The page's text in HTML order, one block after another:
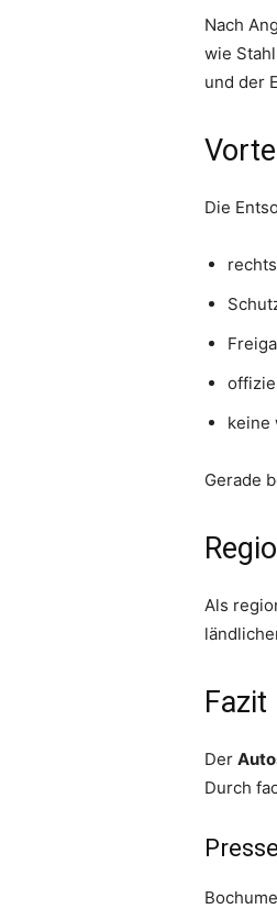
Nach
wie
und der
Die
keine
Gerade
Als
Fazit
Der
Durch